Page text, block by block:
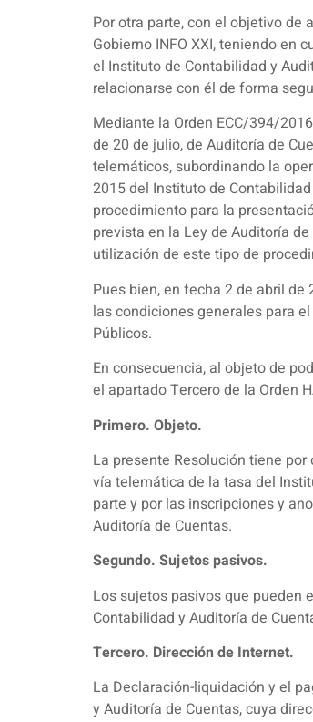
Por otra parte, con el objetivo
Gobierno INFO XXI, teniendo en
el Instituto de Contabilidad y
relacionarse con él de forma
Mediante la Orden ECC/394/
de 20 de julio, de Auditoría de
telemáticos, subordinando la
2015 del Instituto de
procedimiento para la
prevista en la Ley de Auditoría
utilización de este tipo de
Pues bien, en fecha 2 de abril
las condiciones generales para
Públicos.
En consecuencia, al objeto de
el apartado Tercero de la Orden
Primero. Objeto.
La presente Resolución tiene
vía telemática de la tasa del
parte y por las inscripciones y
Auditoría de Cuentas.
Segundo. Sujetos pasivos.
Los sujetos pasivos que pueden
Contabilidad y Auditoría de
Tercero. Dirección de Internet.
La Declaración-liquidación y el
y Auditoría de Cuentas, cuya